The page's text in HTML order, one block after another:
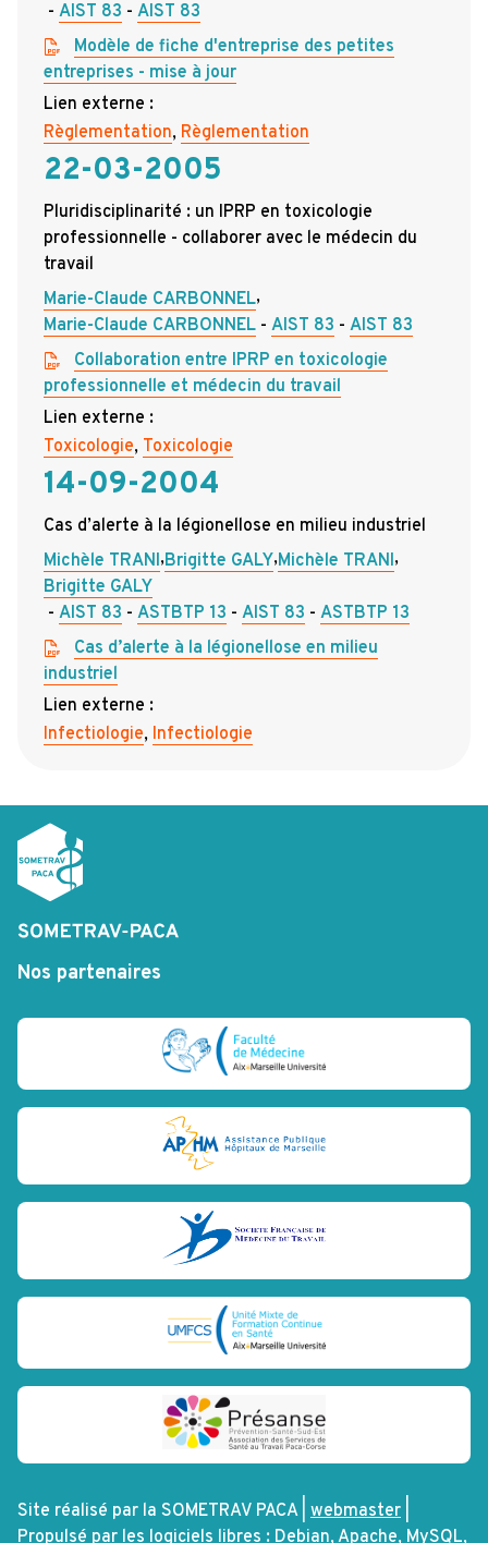
AIST 83
AIST 83
Modèle de fiche d'entreprise des petites
entreprises - mise à jour
Lien externe :
Règlementation, Règlementation
22-03-2005
Pluridisciplinarité : un IPRP en toxicologie
professionnelle - collaborer avec le médecin du
travail
Marie-Claude CARBONNEL,
Marie-Claude CARBONNEL
AIST 83
AIST 83
Collaboration entre IPRP en toxicologie
professionnelle et médecin du travail
Lien externe :
Toxicologie, Toxicologie
14-09-2004
Cas d’alerte à la légionellose en milieu industriel
Michèle TRANI,Brigitte GALY,Michèle TRANI,
Brigitte GALY
AIST 83
ASTBTP 13 AIST 83
ASTBTP 13
Cas d’alerte à la légionellose en milieu
industriel
Lien externe :
Infectiologie, Infectiologie
Nos partenaires
Site réalisé par la SOMETRAV PACA | webmaster
Propulsé par les logiciels libres : Debian,Apache, MySQL,